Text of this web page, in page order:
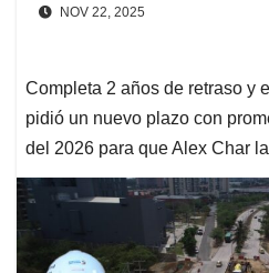
NOV 22, 2025
Completa 2 años de retraso y
pidió un nuevo plazo con
del 2026 para que Alex Char